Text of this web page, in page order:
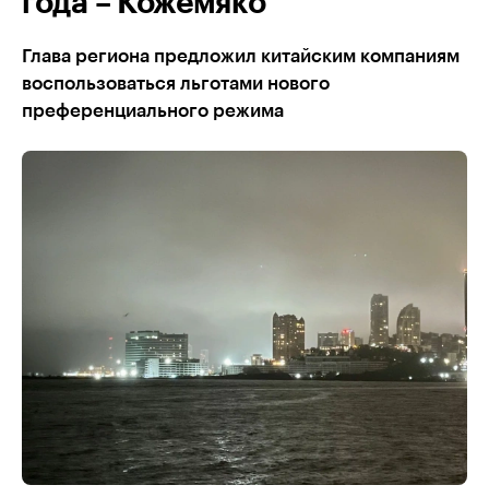
Глава региона предложил китайским компаниям
воспользоваться льготами нового
преференциального режима